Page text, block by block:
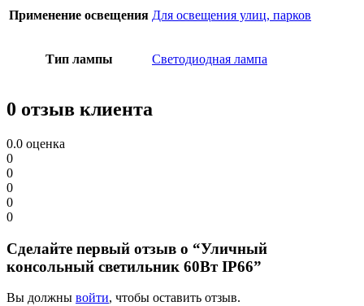
Применение освещения Для освещения улиц, парков
Тип лампы Светодиодная лампа
0 отзыв клиента
0.0 оценка
0
0
0
0
0
Сделайте первый отзыв о “Уличный
консольный светильник 60Вт IP66”
Вы должны войти, чтобы оставить отзыв.